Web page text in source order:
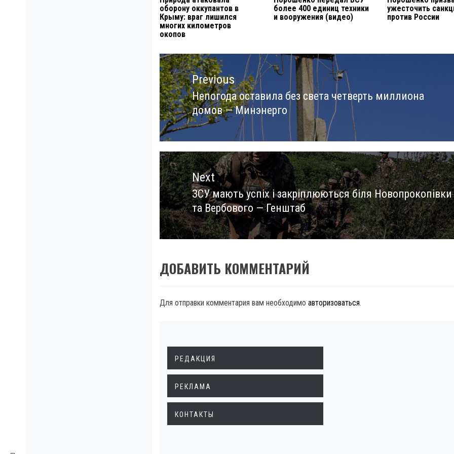
оборону оккупантов в
Крыму: враг лишился
многих километров
окопов
более 400 единиц техники
и вооружения (видео)
ужесточить
против России
Навигация
по
записямPrevious
Previous
post:
Непогода оставила без света четверть миллиона
домов — Минэнерго
Next
Next
post:
ЗСУ мають успіх і закріплюються біля Новопрокопівки
та Вербового — Генштаб
ДОБАВИТЬ КОММЕНТАРИЙ
Для отправки комментария вам необходимо авторизоваться.
РЕДАКЦИЯ
РЕКЛАМА
КОНТАКТЫ